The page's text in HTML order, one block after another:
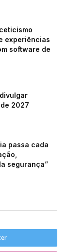
experiências
software de
divulgar
2027
passa cada
segurança”